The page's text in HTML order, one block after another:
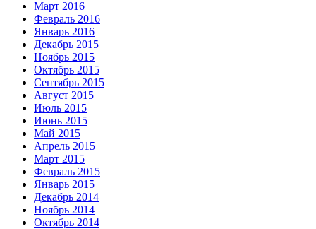
Март 2016
Февраль 2016
Январь 2016
Декабрь 2015
Ноябрь 2015
Октябрь 2015
Сентябрь 2015
Август 2015
Июль 2015
Июнь 2015
Май 2015
Апрель 2015
Март 2015
Февраль 2015
Январь 2015
Декабрь 2014
Ноябрь 2014
Октябрь 2014